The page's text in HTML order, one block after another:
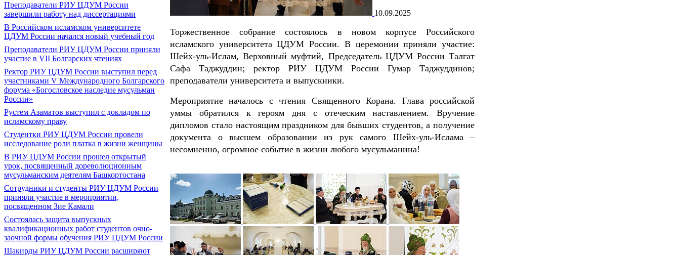
Преподаватели РИУ ЦДУМ России
завершили работу над диссертациями
В Российском исламском университете
ЦДУМ России начался новый учебный год
Преподаватели РИУ ЦДУМ России приняли
участие в VII Болгарских чтениях
Ректор РИУ ЦДУМ России выступил перед
участниками V Международного Болгарского
форума «Богословское наследие мусульман
России»
Рустем Азаматов выступил с докладом по
исламскому праву
Студентки РИУ ЦДУМ России провели
исследование роли платка в жизни женщины
В РИУ ЦДУМ России прошел открытый
урок, посвященный дореволюционным
мусульманским деятелям Башкортостана
Сотрудники и студенты РИУ ЦДУМ России
приняли участие в мероприятии,
посвященном Зие Камали
Состоялась защита выпускных
квалификационных работ студентов очно-
заочной формы обучения РИУ ЦДУМ России
Шакирды РИУ ЦДУМ России расширяют
10.09.2025
Торжественное собрание состоялось в новом корпусе Российского
исламского университета ЦДУМ России. В церемонии приняли участие:
Шейх-уль-Ислам, Верховный муфтий, Председатель ЦДУМ России Талгат
Сафа Таджуддин; ректор РИУ ЦДУМ России Гумар Таджуддинов;
преподаватели университета и выпускники.
Мероприятие началось с чтения Священного Корана. Глава российской
уммы обратился к героям дня с отеческим наставлением. Вручение
дипломов стало настоящим праздником для бывших студентов, а получение
документа о высшем образовании из рук самого Шейх-уль-Ислама –
несомненно, огромное событие в жизни любого мусульманина!